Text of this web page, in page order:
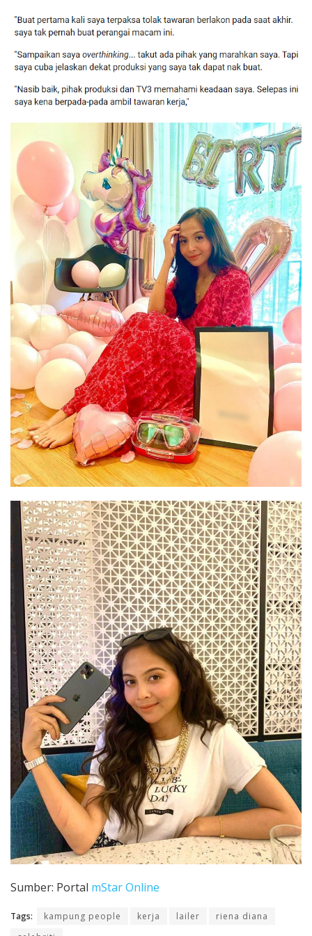
Sumber: Portal mStar Online
Tags: kampung people kerja lailer
riena diana